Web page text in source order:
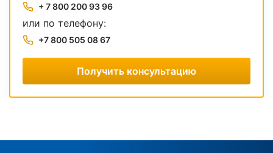
+ 7 800 200 93 96
или по телефону:
+7 800 505 08 67
Получить консультацию